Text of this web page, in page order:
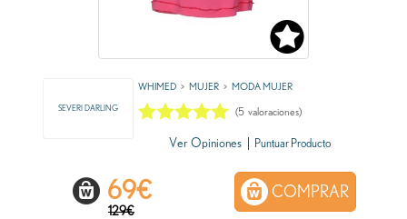
SEVERI DARLING
WHIMED MUJER MODA MUJER
(5 valoraciones)
Ver Opiniones Puntuar Producto
129€
69€ COMPRAR